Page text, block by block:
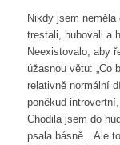
Nikdy jsem
trestali, hubovali a
Neexistovalo, aby
úžasnou větu: „Co
relativně normální
poněkud
Chodila jsem do
psala básně…Ale